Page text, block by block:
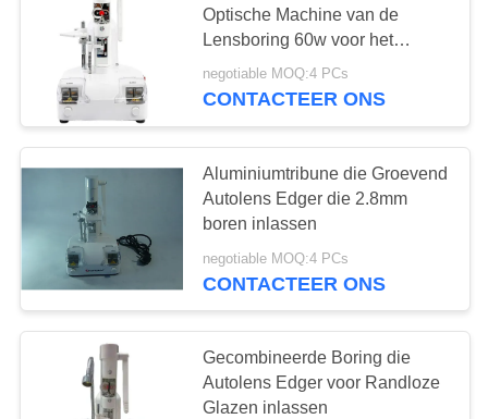
SITEMAP
PRIVACY
POLICY
Optometrie
Phoropter
Autografiekprojector
Optische Machine van de
Lensboring 60w voor het
Perforeren
negotiable MOQ:4 PCs
CONTACTEER ONS
Aluminiumtribune die Groevend
Autolens Edger die 2.8mm
boren inlassen
negotiable MOQ:4 PCs
CONTACTEER ONS
Gecombineerde Boring die
Autolens Edger voor Randloze
Glazen inlassen